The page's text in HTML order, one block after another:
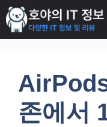
컨
텐
츠
존에서